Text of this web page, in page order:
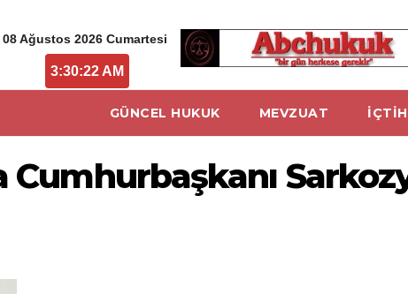
08 Ağustos 2026 Cumartesi
3:30:22 AM
GÜNCEL HUKUK MEVZUAT
Cumhurbaşkanı